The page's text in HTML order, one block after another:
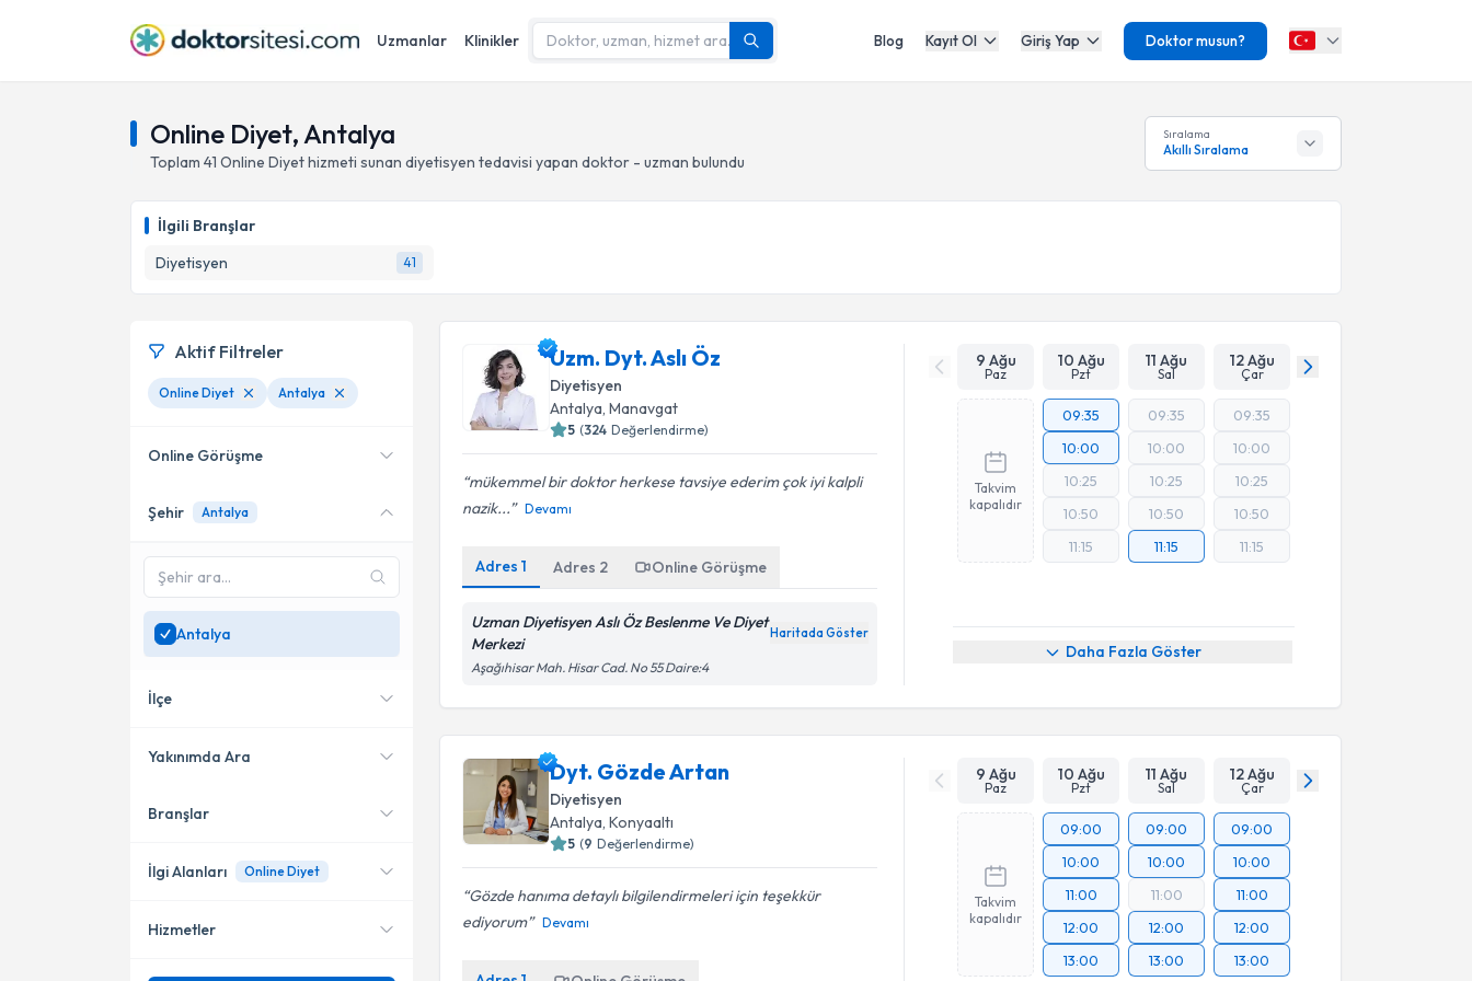
Uzmanlar Klinikler Blog Kayıt Ol Giriş Yap Doktor musun?
Online Diyet, Antalya
Toplam 41 Online Diyet hizmeti sunan diyetisyen tedavisi yapan doktor - uzman bulundu
Sıralama
Akıllı Sıralama
İlgili Branşlar
Diyetisyen
41
Uzm. Dyt. Aslı Öz
Diyetisyen
Antalya, Manavgat
5 (324 Değerlendirme)
mükemmel bir doktor herkese tavsiye ederim çok iyi kalpli
nazik...
Devamı
Adres1 Adres 2 Online Görüşme
Uzman Diyetisyen Aslı Öz Beslenme Ve Diyet
Merkezi
Haritada Göster
Aşağıhisar Mah. Hisar Cad. No 55 Daire:4
9 Ağu
Paz
10 Ağu
Pzt
11 Ağu
Sal
12 Ağu
Çar
Takvim
kapalıdır
09:35
10:00
10:25
10:50
11:15
09:35
10:00
10:25
10:50
11:15
09:35
10:00
10:25
10:50
11:15
Daha Fazla Göster
Dyt. Gözde Artan
Diyetisyen
Antalya, Konyaaltı
5 (9 Değerlendirme)
Gözde hanıma detaylı bilgilendirmeleri için teşekkür
ediyorum
Devamı
9 Ağu
Paz
10 Ağu
Pzt
11 Ağu
Sal
12 Ağu
Çar
Takvim
kapalıdır
09:00
10:00
11:00
12:00
13:00
09:00
10:00
11:00
12:00
13:00
09:00
10:00
11:00
12:00
13:00
Aktif Filtreler
Online Diyet Antalya
Online Görüşme
Online danışmanlık sunan
SadeceAntalya
uzman ara
Şehir Antalya
Antalya
İlçe
Muratpaşa
Konyaaltı
Yakınımda Ara
Konumuma yakın uzmanları
Branşlar
Diyetisyen
İlgi Alanları Online Diyet
Hizmetler